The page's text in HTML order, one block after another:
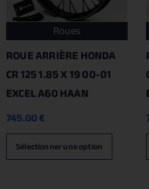
Roues
ROUE ARRIÈRE HONDA
CR 125 1.85 X 19 00-01
EXCEL A60 HAAN
745.00€
Sélectionner une option